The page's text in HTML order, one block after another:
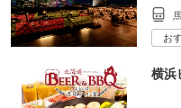
お
横浜